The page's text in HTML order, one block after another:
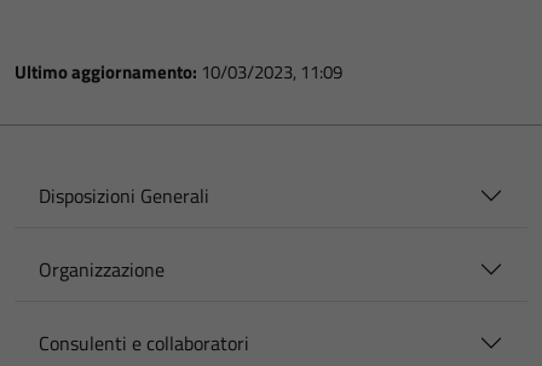
Ultimo aggiornamento: 10/03/2023, 11:09
Disposizioni Generali
Organizzazione
Consulenti e collaboratori